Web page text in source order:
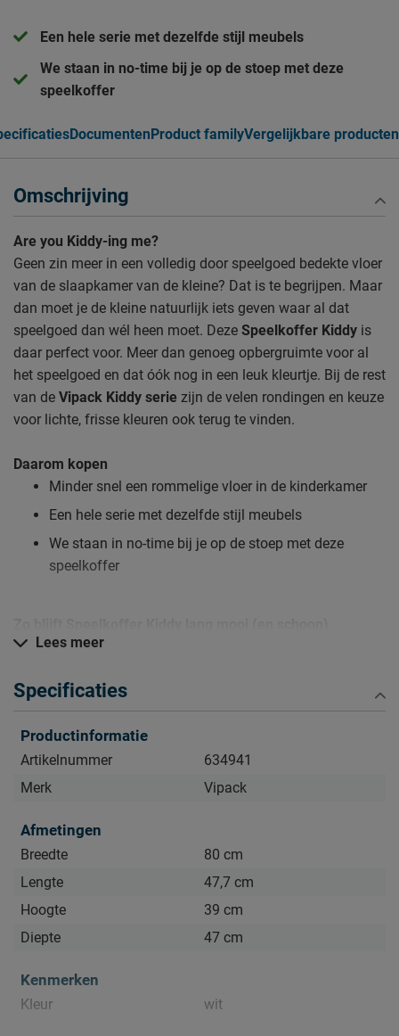
Een hele serie met dezelfde stijl meubels
We staan in no-time bij je op de stoep met deze
speelkoffer
DocumentenProduct familyVergelijkbare producten
Omschrijving
Are you Kiddy-ing me?
Geen zin meer in een volledig door speelgoed bedekte vloer
van de slaapkamer van de kleine? Dat is te begrijpen. Maar
dan moet je de kleine natuurlijk iets geven waar al dat
speelgoed dan wél heen moet. Deze Speelkoffer Kiddy is
daar perfect voor. Meer dan genoeg opbergruimte voor al
het speelgoed en dat óók nog in een leuk kleurtje. Bij de rest
van de Vipack Kiddy serie zijn de velen rondingen en keuze
voor lichte, frisse kleuren ook terug te vinden.
Daarom kopen
Minder snel een rommelige vloer in de kinderkamer
Een hele serie met dezelfde stijl meubels
We staan in no-time bij je op de stoep met deze
speelkoffer
Kijk bij het kopje ‘Goed om te weten’ om alle tips & tricks te
Lees meer
Specificaties
Productinformatie
Artikelnummer
634941
Merk
Vipack
Afmetingen
Breedte
80 cm
Lengte
47,7 cm
Hoogte
39 cm
Diepte
47 cm
Kenmerken
Kleur wit